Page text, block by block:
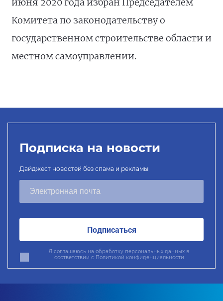
Комитета по законодательству о
государственном строительстве области и
местном самоуправлении.
Подписка на новости
Дайджест новостей без спама и рекламы
Подписаться
Я соглашаюсь на обработку персональных данных в
соответствии с Политикой конфиденциальности